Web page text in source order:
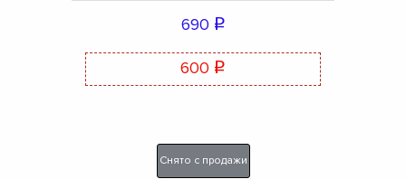
690 q
600 q
Снято с продажи